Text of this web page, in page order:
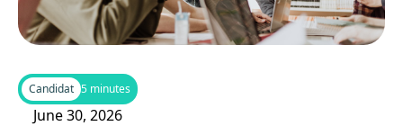
Candidat 5 minutes
June 30, 2026